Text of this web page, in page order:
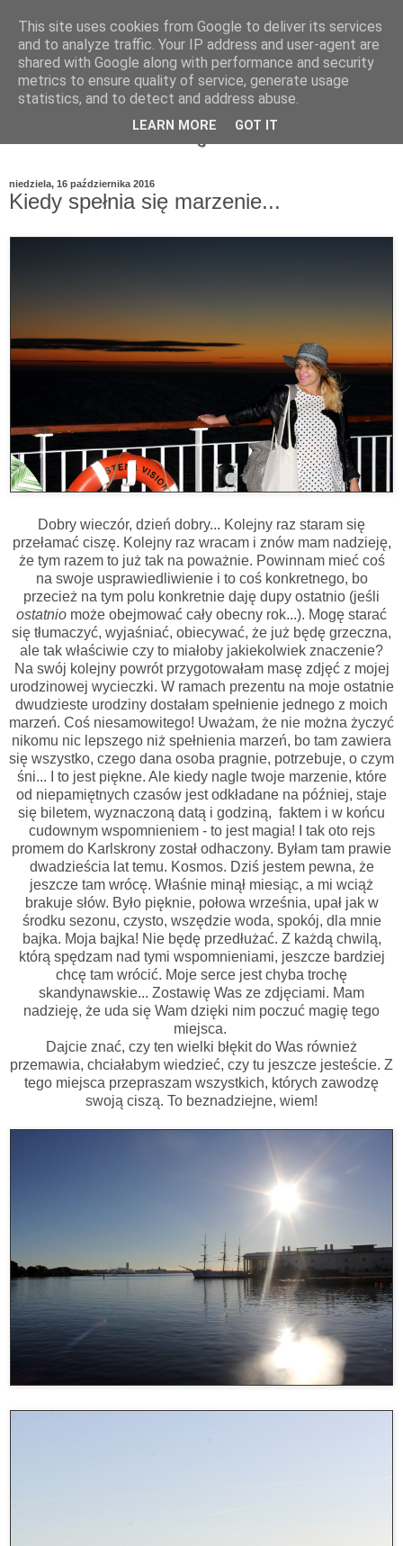
niedziela, 16 października 2016
Kiedy spełnia się marzenie...
Dobry wieczór, dzień dobry... Kolejny raz staram się
przełamać ciszę. Kolejny raz wracam i znów mam nadzieję,
że tym razem to już tak na poważnie. Powinnam mieć coś
na swoje usprawiedliwienie i to coś konkretnego, bo
przecież na tym polu konkretnie daję dupy ostatnio (jeśli
ostatnio może obejmować cały obecny rok...). Mogę starać
się tłumaczyć, wyjaśniać, obiecywać, że już będę grzeczna,
ale tak właściwie czy to miałoby jakiekolwiek znaczenie?
Na swój kolejny powrót przygotowałam masę zdjęć z mojej
urodzinowej wycieczki. W ramach prezentu na moje ostatnie
dwudzieste urodziny dostałam spełnienie jednego z moich
marzeń. Coś niesamowitego! Uważam, że nie można życzyć
nikomu nic lepszego niż spełnienia marzeń, bo tam zawiera
się wszystko, czego dana osoba pragnie, potrzebuje, o czym
śni... I to jest piękne. Ale kiedy nagle twoje marzenie, które
od niepamiętnych czasów jest odkładane na później, staje
się biletem, wyznaczoną datą i godziną, faktem i w końcu
cudownym wspomnieniem - to jest magia! I tak oto rejs
promem do Karlskrony został odhaczony. Byłam tam prawie
dwadzieścia lat temu. Kosmos. Dziś jestem pewna, że
jeszcze tam wrócę. Właśnie minął miesiąc, a mi wciąż
brakuje słów. Było pięknie, połowa września, upał jak w
środku sezonu, czysto, wszędzie woda, spokój, dla mnie
bajka. Moja bajka! Nie będę przedłużać. Z każdą chwilą,
którą spędzam nad tymi wspomnieniami, jeszcze bardziej
chcę tam wrócić. Moje serce jest chyba trochę
skandynawskie... Zostawię Was ze zdjęciami. Mam
nadzieję, że uda się Wam dzięki nim poczuć magię tego
miejsca.
Dajcie znać, czy ten wielki błękit do Was również
przemawia, chciałabym wiedzieć, czy tu jeszcze jesteście. Z
tego miejsca przepraszam wszystkich, których zawodzę
swoją ciszą. To beznadziejne, wiem!
This site uses cookies from Google to deliver its services
and to analyze traffic. Your IP address and user-agent are
shared with Google along with performance and security
metrics to ensure quality of service, generate usage
statistics, and to detect and address abuse.
LEARN MORE GOT IT